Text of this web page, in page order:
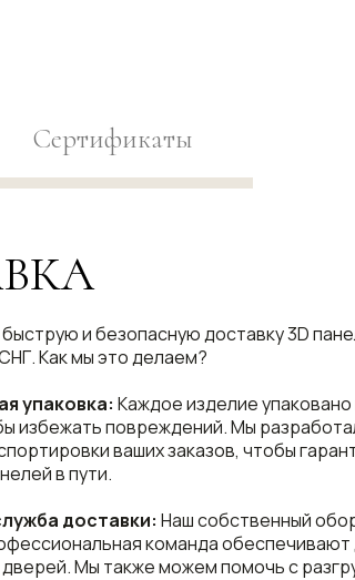
Сертификаты
и безопасную доставку 3D
Как мы это делаем?
упаковка: Каждое изделие
избежать повреждений. Мы
ваших заказов, чтобы
в пути.
доставки: Наш собственный
команда обеспечивают
Мы также можем помочь с